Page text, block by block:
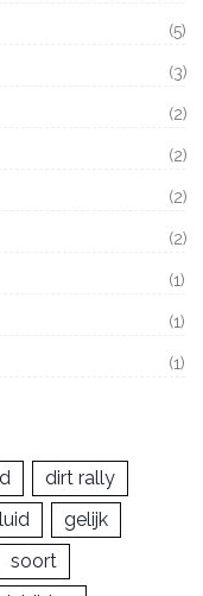
(5)
(3)
(2)
(2)
(2)
(2)
(1)
(1)
(1)
dirt rally
gelijk
soort